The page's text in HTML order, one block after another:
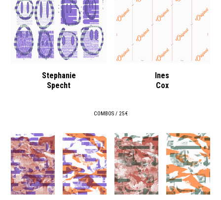
Stephanie
Specht
Ines
Cox
COMBOS / 25 €